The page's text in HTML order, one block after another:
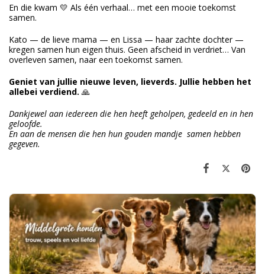
En die kwam 💛 Als één verhaal… met een mooie toekomst
samen.
Kato — de lieve mama — en Lissa — haar zachte dochter —
kregen samen hun eigen thuis. Geen afscheid in verdriet… Van
overleven samen, naar een toekomst samen.
Geniet van jullie nieuwe leven, lieverds. Jullie hebben het
allebei verdiend. 🙏
Dankjewel aan iedereen die hen heeft geholpen, gedeeld en in hen
geloofde.
En aan de mensen die hen hun gouden mandje samen hebben
gegeven.